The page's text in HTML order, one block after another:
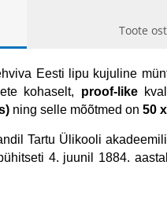
Toote
Eesti lipu kujuline
kohaselt, proof-like
ning selle mõõtmed on 50
Tartu Ülikooli
4. juunil 1884.